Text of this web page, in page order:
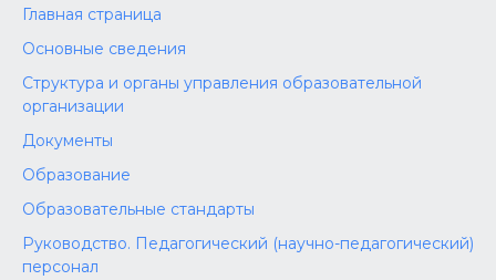
Главная страница
Основные сведения
Структура и органы управления образовательной
организации
Документы
Образование
Образовательные стандарты
Руководство. Педагогический (научно-педагогический)
персонал